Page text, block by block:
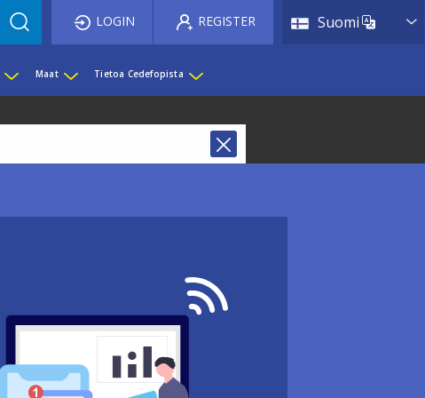
Suomi List
LOGIN REGISTER
Maat Tietoa Cedefopista